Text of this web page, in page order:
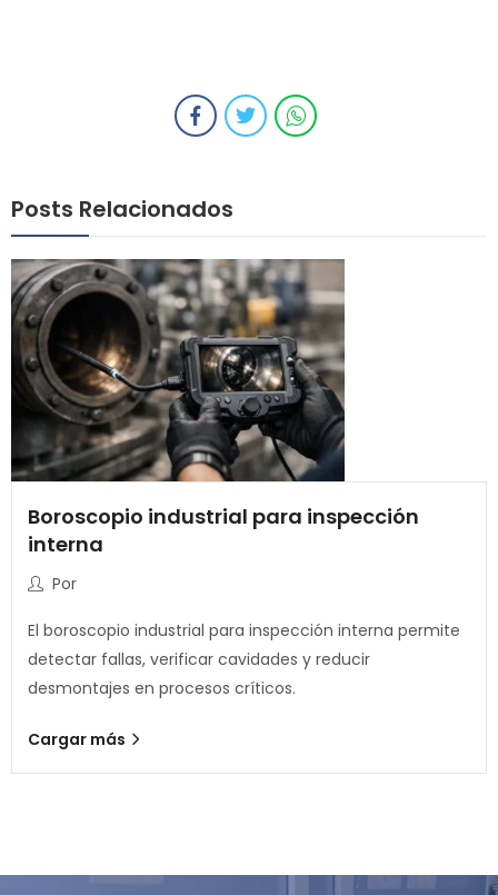
Posts Relacionados
Boroscopio industrial para inspección
interna
Por
El boroscopio industrial para inspección interna permite
detectar fallas, verificar cavidades y reducir
desmontajes en procesos críticos.
Cargar más